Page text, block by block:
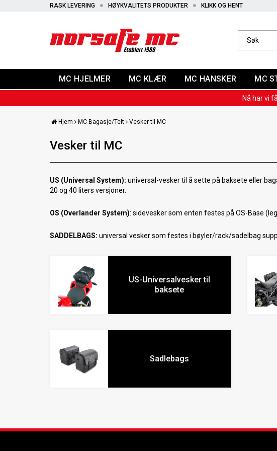
RASK LEVERING HØYKVALITETS PRODUKTER KLIKK OG HENT
MC HJELMER MC KLÆR MC HANSKER MC
Nå har vi
Hjem MC Bagasje/Telt Vesker til MC
Vesker til MC
US (Universal System): universal-vesker til å sette på baksete eller
20 og 40 liters versjoner.
OS (Overlander System): sidevesker som enten festes på OS-Base
SADDELBAGS: universal vesker som festes i bøyler/rack/sadelbag
US-Universalvesker til
baksete
Sadlebags